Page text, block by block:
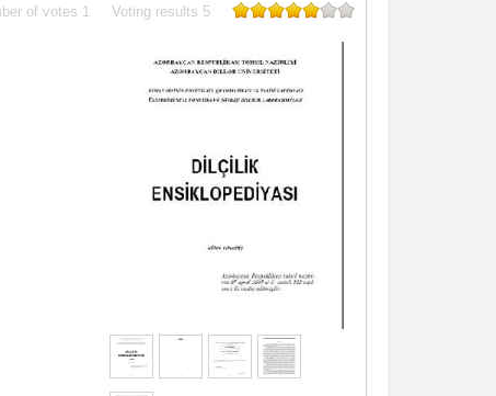
of votes 1 Voting results 5